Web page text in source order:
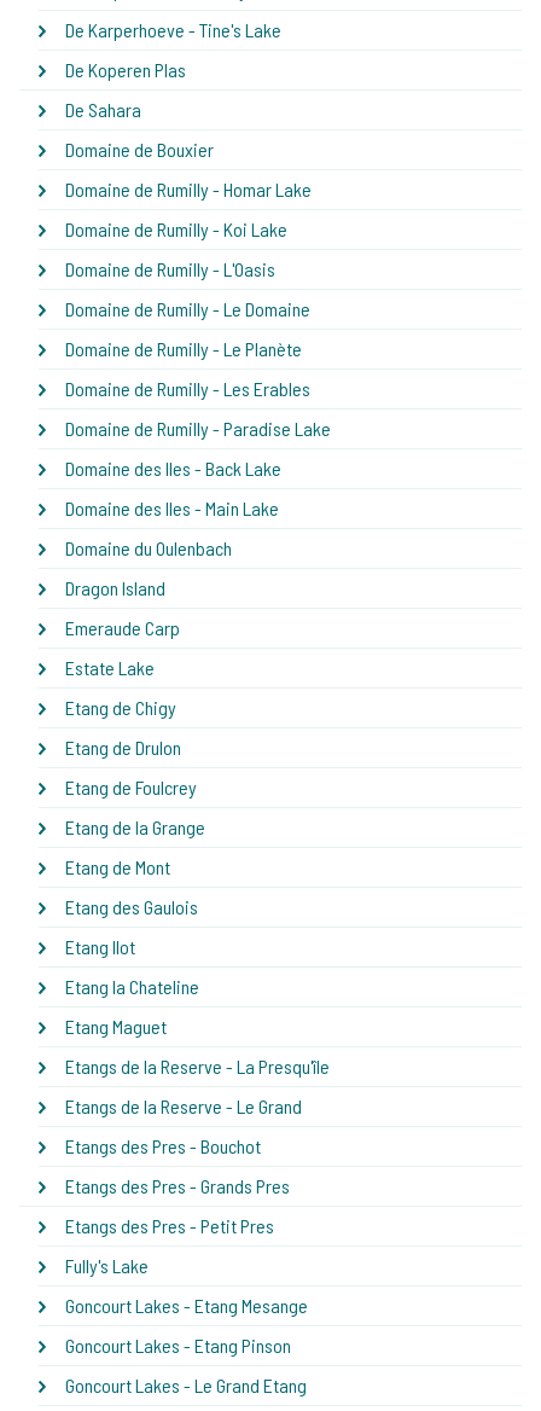
De Karperhoeve - Tine's Lake
De Koperen Plas
De Sahara
Domaine de Bouxier
Domaine de Rumilly - Homar Lake
Domaine de Rumilly - Koi Lake
Domaine de Rumilly - L'Oasis
Domaine de Rumilly - Le Domaine
Domaine de Rumilly - Le Planète
Domaine de Rumilly - Les Erables
Domaine de Rumilly - Paradise Lake
Domaine des Iles - Back Lake
Domaine des Iles - Main Lake
Domaine du Oulenbach
Dragon Island
Emeraude Carp
Estate Lake
Etang de Chigy
Etang de Drulon
Etang de Foulcrey
Etang de la Grange
Etang de Mont
Etang des Gaulois
Etang Ilot
Etang la Chateline
Etang Maguet
Etangs de la Reserve - La Presqu'île
Etangs de la Reserve - Le Grand
Etangs des Pres - Bouchot
Etangs des Pres - Grands Pres
Etangs des Pres - Petit Pres
Fully's Lake
Goncourt Lakes - Etang Mesange
Goncourt Lakes - Etang Pinson
Goncourt Lakes - Le Grand Etang